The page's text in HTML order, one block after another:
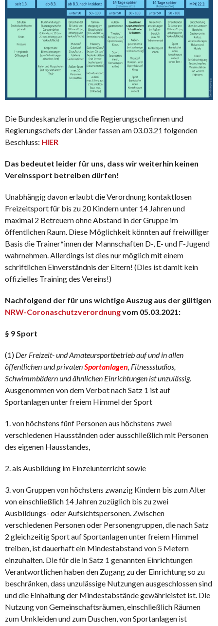
Die Bundeskanzlerin und die Regierungschefinnen und
Regierungschefs der Länder fassen am 03.03.21 folgenden
Beschluss: HIER
Das bedeutet leider für uns, dass wir weiterhin keinen
Vereinssport betreiben dürfen!
Unabhängig davon erlaubt die Verordnung kontaktlosen
Freizeitsport für bis zu 20 Kindern unter 14 Jahren und
maximal 2 Betreuern ohne Abstand in der Gruppe im
öffentlichen Raum. Diese Möglichkeit könnten auf freiwilliger
Basis die Trainer*innen der Mannschaften D-, E- und F-Jugend
wahrnehmen. Allerdings ist dies nur möglich mit einem
schriftlichen Einverständnis der Eltern! (Dies ist damit kein
offizielles Training des Vereins!)
Nachfolgend der für uns wichtige Auszug aus der gültigen
NRW-Coronaschutzverordnungvom 05.03.2021:
§ 9 Sport
(1) Der Freizeit- und Amateursportbetriebauf und in allen
öffentlichen und privatenSportanlagen , Fitnessstudios,
Schwimmbädern und ähnlichen Einrichtungen ist unzulässig.
Ausgenommen von dem Verbot nach Satz 1 ist auf
Sportanlagen unter freiem Himmel der Sport
1. von höchstens fünf Personen aus höchstens zwei
verschiedenen Hausständen oder ausschließlich mit Personen
des eigenen Hausstandes,
2. als Ausbildung im Einzelunterricht sowie
3. von Gruppen von höchstens zwanzig Kindern bis zum Alter
von einschließlich 14 Jahren zuzüglich bis zu zwei
Ausbildungs- oder Aufsichtspersonen. Zwischen
verschiedenen Personen oder Personengruppen, die nach Satz
2 gleichzeitig Sport auf Sportanlagen unter freiem Himmel
treiben, ist dauerhaft ein Mindestabstand von 5 Metern
einzuhalten. Die für die in Satz 1 genannten Einrichtungen
Verantwortlichen haben den Zugang zu der Einrichtung so zu
beschränken, dass unzulässige Nutzungen ausgeschlossen sind
und die Einhaltung der Mindestabstände gewährleistet ist. Die
Nutzung von Gemeinschaftsräumen, einschließlich Räumen
zum Umkleiden und zum Duschen, von Sportanlagen ist